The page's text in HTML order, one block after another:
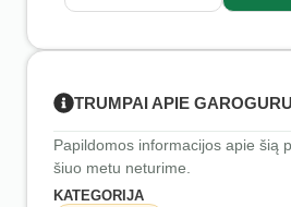
TRUMPAI APIE
Papildomos informacijos apie šią
šiuo metu neturime.
KATEGORIJA